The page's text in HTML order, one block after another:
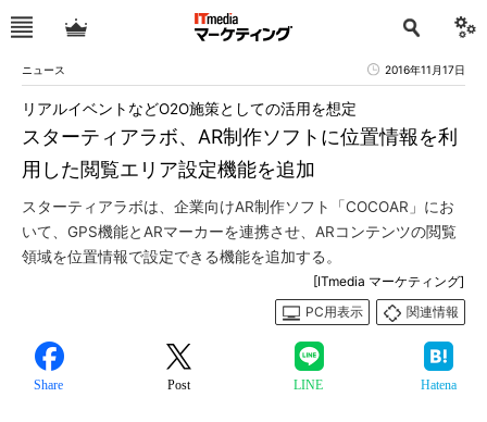
ニュース 2016年11月17日
スターティアラボ、AR制作ソフトに位置情報を利
用した閲覧エリア設定機能を追加
リアルイベントなどO2O施策としての活用を想定
スターティアラボは、企業向けAR制作ソフト「COCOAR」にお
いて、GPS機能とARマーカーを連携させ、ARコンテンツの閲覧
領域を位置情報で設定できる機能を追加する。
[ITmedia マーケティング]
PC用表示
関連情報
Share Post LINE Hatena